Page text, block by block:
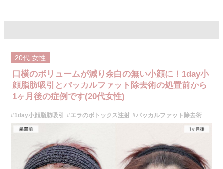
ボリューマ 131,800円(税込)
施術内容：ボツリヌス菌から抽出されるたんぱく質を注入し、過剰に発達
した筋肉の動きを抑制します。これにより噛み締めの改善、咬筋を減量し
細くする効果やフェイスラインのもたつきを改善する効果がございます。
医師とのカウンセリングで注入量をお選びいただきます。メスを使わず注
射のみの処置のためダウンタイムはほとんどありません。効果は4～6か月
程続きます。
施術時間：約10分〜20分程
とがございます。また、稀にアレルギー、細菌感染症などが生じることが
ございます。ボトックス注入後は男性は3か月、女性は2か月避妊して頂く
ようお願いします。
費用：アラガン社製 21,800円(税込) 〜164,400円(税込)
韓国製ボツリヌストキシン 5,500円(税込)〜78,000円(税込)
オプション：表面麻酔 3,300円(税込) 笑気麻酔 3,300円(税込)
20代 女性
口横のボリュームが減り余白の無い小顔に！1day小
顔脂肪吸引とバッカルファット除去術の処置前から
1ヶ月後の症例です(20代女性)
#1day小顔脂肪吸引 #エラのボトックス注射 #バッカルファット除去術